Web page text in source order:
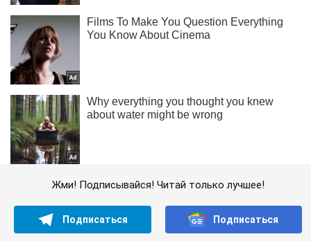
Жми! Подписывайся! Читай только лучшее!
Подписаться Подписаться